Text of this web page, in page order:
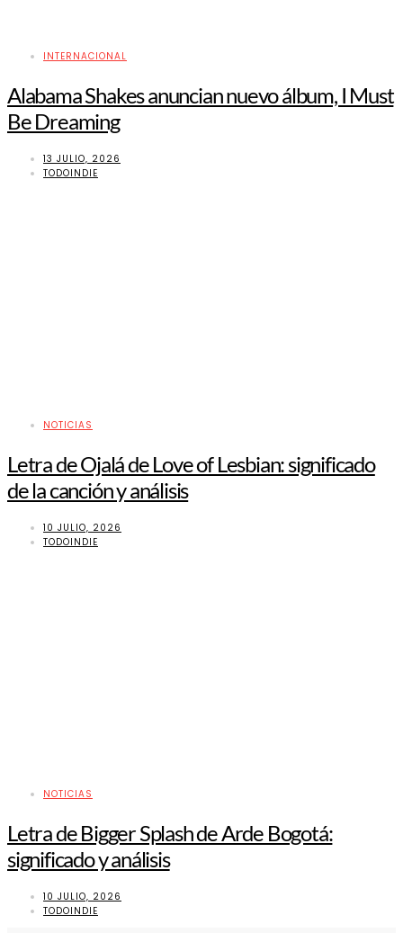
INTERNACIONAL
Alabama Shakes anuncian nuevo álbum, I Must
Be Dreaming
13 JULIO, 2026
TODOINDIE
NOTICIAS
Letra de Ojalá de Love of Lesbian: significado
de la canción y análisis
10 JULIO, 2026
TODOINDIE
NOTICIAS
Letra de Bigger Splash de Arde Bogotá:
significado y análisis
10 JULIO, 2026
TODOINDIE